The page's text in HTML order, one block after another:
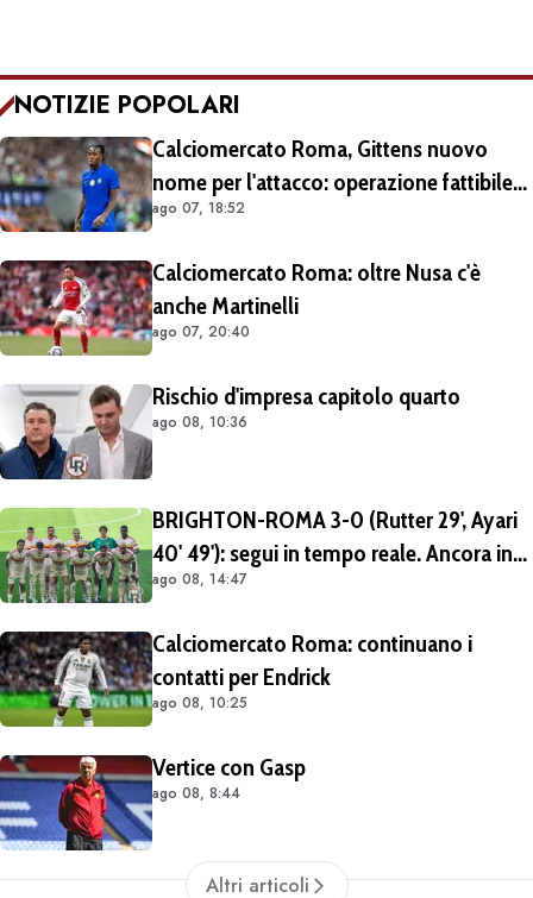
NOTIZIE POPOLARI
Calciomercato Roma, Gittens nuovo
nome per l'attacco: operazione fattibile
solo in prestito
ago 07, 18:52
Calciomercato Roma: oltre Nusa c'è
anche Martinelli
ago 07, 20:40
Rischio d'impresa capitolo quarto
ago 08, 10:36
BRIGHTON-ROMA 3-0 (Rutter 29', Ayari
40' 49'): segui in tempo reale. Ancora in
gol il Brighton in avvio ripresa (FOTO e
ago 08, 14:47
Calciomercato Roma: continuano i
contatti per Endrick
ago 08, 10:25
Vertice con Gasp
ago 08, 8:44
Altri articoli